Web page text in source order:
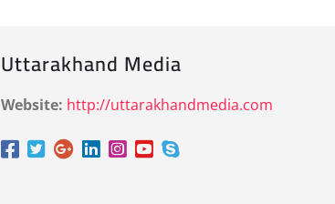
Uttarakhand Media
Website: http://uttarakhandmedia.com